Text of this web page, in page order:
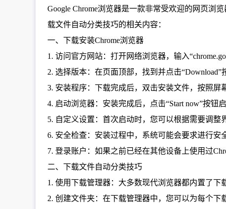
Google Chrome浏览器是一款非常受欢迎的网页浏
载文件自动分类技巧的相关内容：
一、下载安装Chrome浏览器
1. 访问官方网站：打开网络浏览器，输入
2. 选择版本：在页面顶部，找到并点击
3. 安装程序：下载完成后，双击安装文件，按照屏
4. 启动浏览器：安装完成后，点击“Start now”按钮启
5. 自定义设置：首次启动时，您可以根据需要调整
6. 安全检查：安装过程中，系统可能会要求进行安
7. 登录账户：如果之前已经在其他设备上使用过
二、下载文件自动分类技巧
1. 使用下载管理器：大多数现代浏览器都内置了下
2. 创建文件夹：在下载管理器中，您可以为每个下